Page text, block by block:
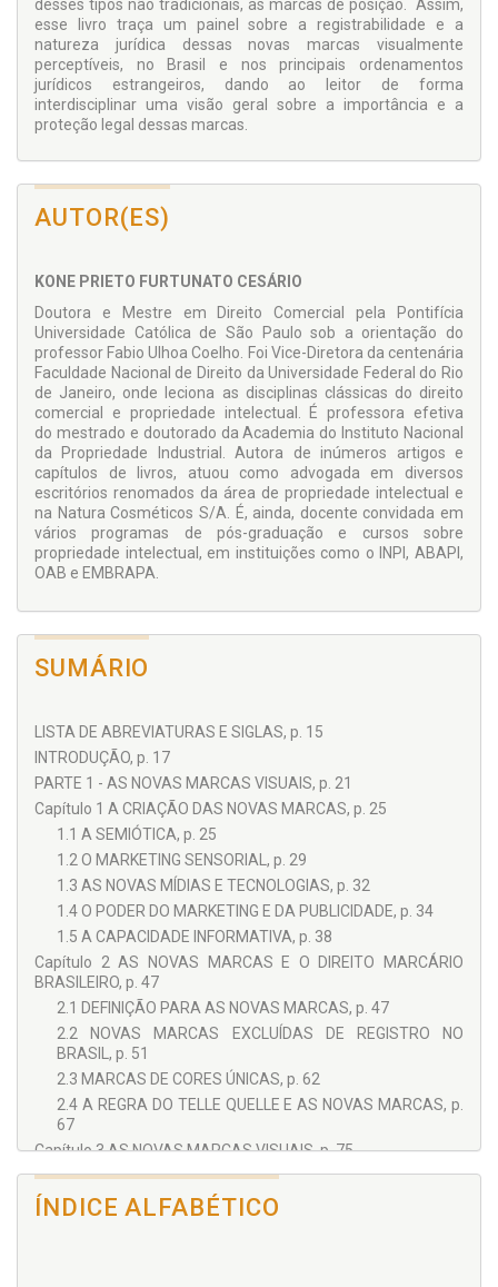
desses tipos não tradicionais, as marcas de posição. Assim,
esse livro traça um painel sobre a registrabilidade e a
natureza jurídica dessas novas marcas visualmente
perceptíveis, no Brasil e nos principais ordenamentos
jurídicos estrangeiros, dando ao leitor de forma
interdisciplinar uma visão geral sobre a importância e a
proteção legal dessas marcas.
AUTOR(ES)
KONE PRIETO FURTUNATO CESÁRIO
Doutora e Mestre em Direito Comercial pela Pontifícia
Universidade Católica de São Paulo sob a orientação do
professor Fabio Ulhoa Coelho. Foi Vice-Diretora da centenária
Faculdade Nacional de Direito da Universidade Federal do Rio
de Janeiro, onde leciona as disciplinas clássicas do direito
comercial e propriedade intelectual. É professora efetiva
do mestrado e doutorado da Academia do Instituto Nacional
da Propriedade Industrial. Autora de inúmeros artigos e
capítulos de livros, atuou como advogada em diversos
escritórios renomados da área de propriedade intelectual e
na Natura Cosméticos S/A. É, ainda, docente convidada em
vários programas de pós-graduação e cursos sobre
propriedade intelectual, em instituições como o INPI, ABAPI,
OAB e EMBRAPA.
SUMÁRIO
LISTA DE ABREVIATURAS E SIGLAS, p. 15
INTRODUÇÃO, p. 17
PARTE 1 - AS NOVAS MARCAS VISUAIS, p. 21
Capítulo 1 A CRIAÇÃO DAS NOVAS MARCAS, p. 25
1.1 A SEMIÓTICA, p. 25
1.2 O MARKETING SENSORIAL, p. 29
1.3 AS NOVAS MÍDIAS E TECNOLOGIAS, p. 32
1.4 O PODER DO MARKETING E DA PUBLICIDADE, p. 34
1.5 A CAPACIDADE INFORMATIVA, p. 38
Capítulo 2 AS NOVAS MARCAS E O DIREITO MARCÁRIO
BRASILEIRO, p. 47
2.1 DEFINIÇÃO PARA AS NOVAS MARCAS, p. 47
2.2 NOVAS MARCAS EXCLUÍDAS DE REGISTRO NO
BRASIL, p. 51
2.3 MARCAS DE CORES ÚNICAS, p. 62
2.4 A REGRA DO TELLE QUELLE E AS NOVAS MARCAS, p.
67
Capítulo 3 AS NOVAS MARCAS VISUAIS, p. 75
3.1 DEFINIÇÃO DAS NOVAS MARCAS VISUAIS, p. 78
3.2 AS NOVAS MARCAS E A VISÃO DE CONJUNTO, p. 97
ÍNDICE ALFABÉTICO